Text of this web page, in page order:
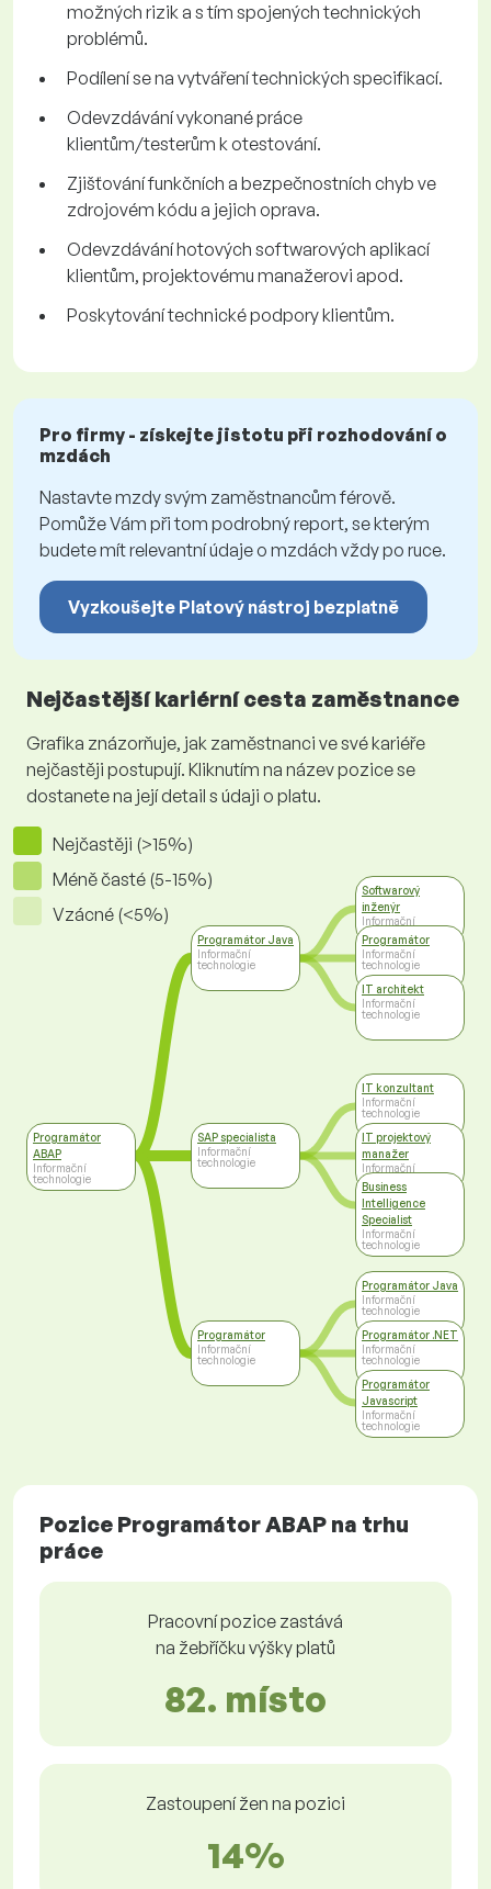
možných rizik a s tím spojených technických
problémů.
Podílení se na vytváření technických specifikací.
Odevzdávání vykonané práce
klientům/testerům k otestování.
Zjišťování funkčních a bezpečnostních chyb ve
zdrojovém kódu a jejich oprava.
Odevzdávání hotových softwarových aplikací
klientům, projektovému manažerovi apod.
Poskytování technické podpory klientům.
Pro firmy - získejte jistotu při rozhodování o
mzdách
Nastavte mzdy svým zaměstnancům férově.
Pomůže Vám při tom podrobný report, se kterým
budete mít relevantní údaje o mzdách vždy po ruce.
Vyzkoušejte Platový nástroj bezplatně
Nejčastější kariérní cesta zaměstnance
Grafika znázorňuje, jak zaměstnanci ve své kariéře
nejčastěji postupují. Kliknutím na název pozice se
dostanete na její detail s údaji o platu.
Nejčastěji (>15%)
Méně časté (5-15%)
Vzácné (<5%)
Programátor
ABAP
Informační
technologie
Programátor Java
Informační
technologie
SAP specialista
Informační
technologie
Programátor
Informační
technologie
Softwarový
inženýr
Informační
technologie
Programátor
Informační
technologie
IT architekt
Informační
technologie
IT konzultant
Informační
technologie
IT projektový
manažer
Informační
technologie
Business
Intelligence
Specialist
Informační
technologie
Programátor Java
Informační
technologie
Programátor .NET
Informační
technologie
Programátor
Javascript
Informační
technologie
Pozice Programátor ABAP na trhu
práce
Pracovní pozice zastává
na žebříčku výšky platů
82. místo
Zastoupení žen na pozici
14%